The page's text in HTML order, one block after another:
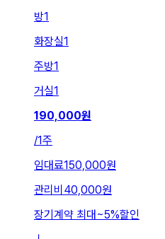
방1
화장실1
주방1
거실1
190,000원
/1주
임대료150,000원
관리비 40,000원
장기계약 최대 ~5%할인